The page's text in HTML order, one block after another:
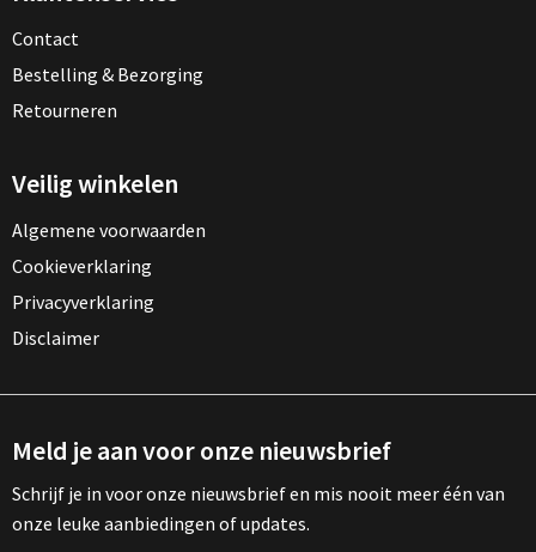
Contact
Bestelling & Bezorging
Retourneren
Veilig winkelen
Algemene voorwaarden
Cookieverklaring
Privacyverklaring
Disclaimer
Meld je aan voor onze nieuwsbrief
Schrijf je in voor onze nieuwsbrief en mis nooit meer één van
onze leuke aanbiedingen of updates.